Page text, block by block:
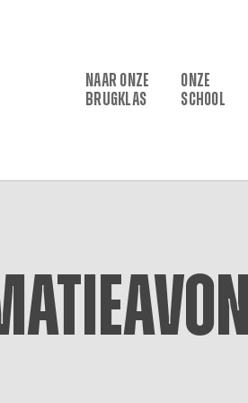
NAAR ONZE
BRUGKLAS
ONZE
SCHOOL